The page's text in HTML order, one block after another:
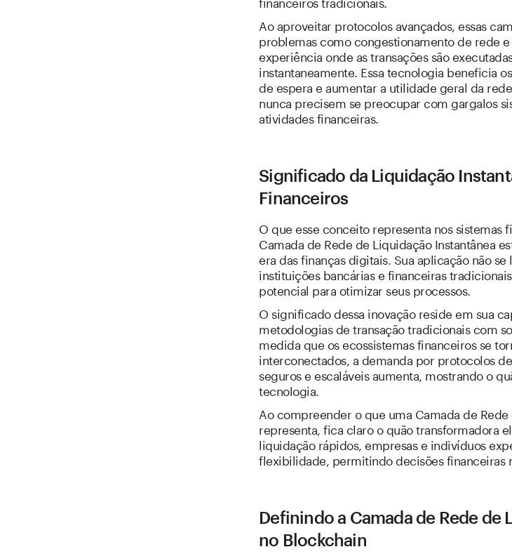
Ao aproveitar protocolos avançados, essas
problemas como congestionamento de rede
experiência onde as transações são
instantaneamente. Essa tecnologia beneficia
de espera e aumentar a utilidade geral da
nunca precisem se preocupar com gargalos
atividades financeiras.
Significado da Liquidação
Financeiros
O que esse conceito representa nos sistemas
Camada de Rede de Liquidação Instantânea
era das finanças digitais. Sua aplicação não
instituições bancárias e financeiras
potencial para otimizar seus processos.
O significado dessa inovação reside em sua
metodologias de transação tradicionais com
medida que os ecossistemas financeiros se
interconectados, a demanda por protocolos
seguros e escaláveis aumenta, mostrando o
tecnologia.
Ao compreender o que uma Camada de
representa, fica claro o quão transformadora
liquidação rápidos, empresas e indivíduos
flexibilidade, permitindo decisões financeiras
Definindo a Camada de Rede de
no Blockchain